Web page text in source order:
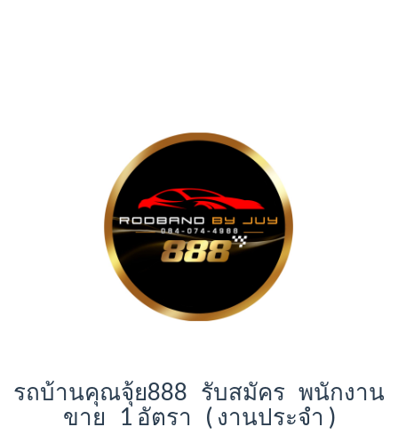
รถบ้านคุณจุ้ย888 รับสมัคร พนักงาน
ขาย 1 อัตรา ( งานประจำ )